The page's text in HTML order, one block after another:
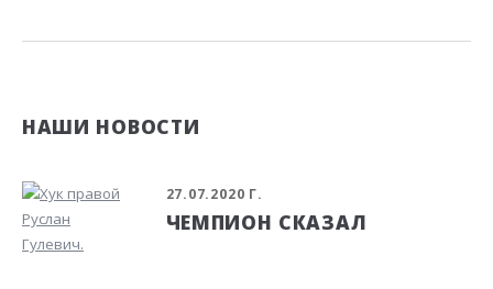
НАШИ НОВОСТИ
27.07.2020 Г.
ЧЕМПИОН СКАЗАЛ